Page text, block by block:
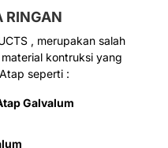
RINGAN
, merupakan salah
kontruksi yang
seperti :
Galvalum